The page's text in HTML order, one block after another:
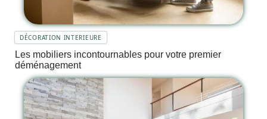
DÉCORATION INTERIEURE
Les mobiliers incontournables pour votre premier
déménagement